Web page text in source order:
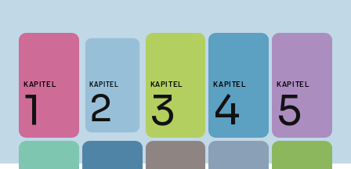
KAPITEL
1
KAPITEL
2
KAPITEL
3
KAPITEL
4
KAPITEL
5